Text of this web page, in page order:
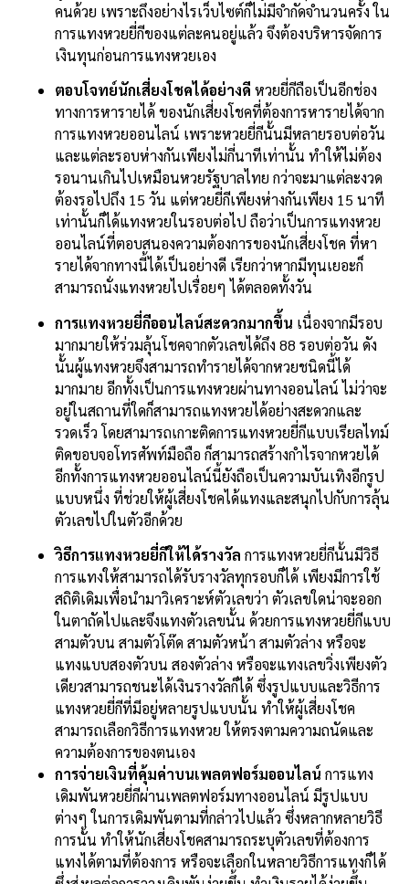
คนด้วย เพราะถึงอย่างไรเว็บไซต์ก็ไม่มีจำกัดจำนวนครั้ง ใน
การแทงหวยยี่กีของแต่ละคนอยู่แล้ว จึงต้องบริหารจัดการ
เงินทุนก่อนการแทงหวยเอง
ตอบโจทย์นักเสี่ยงโชคได้อย่างดี หวยยี่กีถือเป็นอีกช่อง
ทางการหารายได้ ของนักเสี่ยงโชคที่ต้องการหารายได้จาก
การแทงหวยออนไลน์ เพราะหวยยี่กีนั้นมีหลายรอบต่อวัน
และแต่ละรอบห่างกันเพียงไม่กี่นาทีเท่านั้น ทำให้ไม่ต้อง
รอนานเกินไปเหมือนหวยรัฐบาลไทย กว่าจะมาแต่ละงวด
ต้องรอไปถึง 15 วัน แต่หวยยี่กีเพียงห่างกันเพียง 15 นาที
เท่านั้นก็ได้แทงหวยในรอบต่อไป ถือว่าเป็นการแทงหวย
ออนไลน์ที่ตอบสนองความต้องการของนักเสี่ยงโชค ที่หา
รายได้จากทางนี้ได้เป็นอย่างดี เรียกว่าหากมีทุนเยอะก็
สามารถนั่งแทงหวยไปเรื่อยๆ ได้ตลอดทั้งวัน
การแทงหวยยี่กีออนไลน์สะดวกมากขึ้น เนื่องจากมีรอบ
มากมายให้ร่วมลุ้นโชคจากตัวเลขได้ถึง 88 รอบต่อวัน ดัง
นั้นผู้แทงหวยจึงสามารถทำรายได้จากหวยชนิดนี้ได้
มากมาย อีกทั้งเป็นการแทงหวยผ่านทางออนไลน์ ไม่ว่าจะ
อยู่ในสถานที่ใดก็สามารถแทงหวยได้อย่างสะดวกและ
รวดเร็ว โดยสามารถเกาะติดการแทงหวยยี่กีแบบเรียลไทม์
ติดขอบจอโทรศัพท์มือถือ ก็สามารถสร้างกำไรจากหวยได้
อีกทั้งการแทงหวยออนไลน์นี้ยังถือเป็นความบันเทิงอีกรูป
แบบหนึ่ง ที่ช่วยให้ผู้เสี่ยงโชคได้แทงและสนุกไปกับการลุ้น
ตัวเลขไปในตัวอีกด้วย
วิธีการแทงหวยยี่กีให้ได้รางวัล การแทงหวยยี่กีนั้นมีวิธี
การแทงให้สามารถได้รับรางวัลทุกรอบก็ได้ เพียงมีการใช้
สถิติเดิมเพื่อนำมาวิเคราะห์ตัวเลขว่า ตัวเลขใดน่าจะออก
ในตาถัดไปและจึงแทงตัวเลขนั้น ด้วยการแทงหวยยี่กีแบบ
สามตัวบน สามตัวโต๊ด สามตัวหน้า สามตัวล่าง หรือจะ
แทงแบบสองตัวบน สองตัวล่าง หรือจะแทงเลขวิ่งเพียงตัว
เดียวสามารถชนะได้เงินรางวัลก็ได้ ซึ่งรูปแบบและวิธีการ
แทงหวยยี่กีที่มีอยู่หลายรูปแบบนั้น ทำให้ผู้เสี่ยงโชค
สามารถเลือกวิธีการแทงหวย ให้ตรงตามความถนัดและ
ความต้องการของตนเอง
การจ่ายเงินที่คุ้มค่าบนเพลตฟอร์มออนไลน์ การแทง
เดิมพันหวยยี่กีผ่านเพลตฟอร์มทางออนไลน์ มีรูปแบบ
ต่างๆ ในการเดิมพันตามที่กล่าวไปแล้ว ซึ่งหลากหลายวิธี
การนั้น ทำให้นักเสี่ยงโชคสามารถระบุตัวเลขที่ต้องการ
แทงได้ตามที่ต้องการ หรือจะเลือกในหลายวิธีการแทงก็ได้